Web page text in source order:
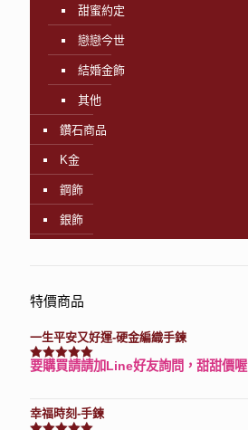
甜蜜約定
戀戀今世
結婚金飾
其他
鑽石商品
K金
鋼飾
銀飾
特價商品
一生平安又好運-硬金編織手鍊
評分7740滿分 5
要購買請請加Line好友詢問，甜甜價喔
幸福時刻-手鍊